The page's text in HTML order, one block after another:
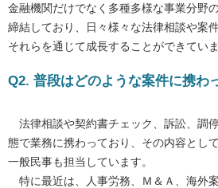
金融機関だけでなく多種多様な事業分野
締結しており、日々様々な法律相談や案
それらを通じて成長することができていま
Q2. 普段はどのような案件に携わ
法律相談や契約書チェック、訴訟、調
態で業務に携わっており、その内容とし
一般民事も担当しています。
特に最近は、人事労務、Ｍ＆Ａ、海外